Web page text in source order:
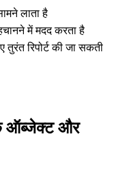
लाता है
में मदद करता है
तुरंत रिपोर्ट की जा सकती
ऑब्जेक्ट और